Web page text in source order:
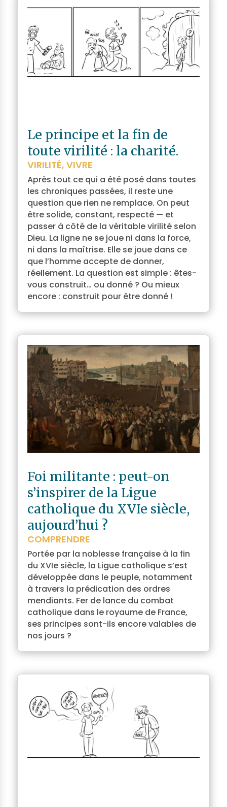
Le principe et la fin de
toute virilité : la charité.
VIRILITÉ, VIVRE
Après tout ce qui a été posé dans toutes
les chroniques passées, il reste une
question que rien ne remplace. On peut
être solide, constant, respecté — et
passer à côté de la véritable virilité selon
Dieu. La ligne ne se joue ni dans la force,
ni dans la maîtrise. Elle se joue dans ce
que l’homme accepte de donner,
réellement. La question est simple : êtes-
vous construit… ou donné ? Ou mieux
encore : construit pour être donné !
Foi militante : peut-on
s’inspirer de la Ligue
catholique du XVIe siècle,
aujourd’hui ?
COMPRENDRE
Portée par la noblesse française à la fin
du XVIe siècle, la Ligue catholique s’est
développée dans le peuple, notamment
à travers la prédication des ordres
mendiants. Fer de lance du combat
catholique dans le royaume de France,
ses principes sont-ils encore valables de
nos jours ?